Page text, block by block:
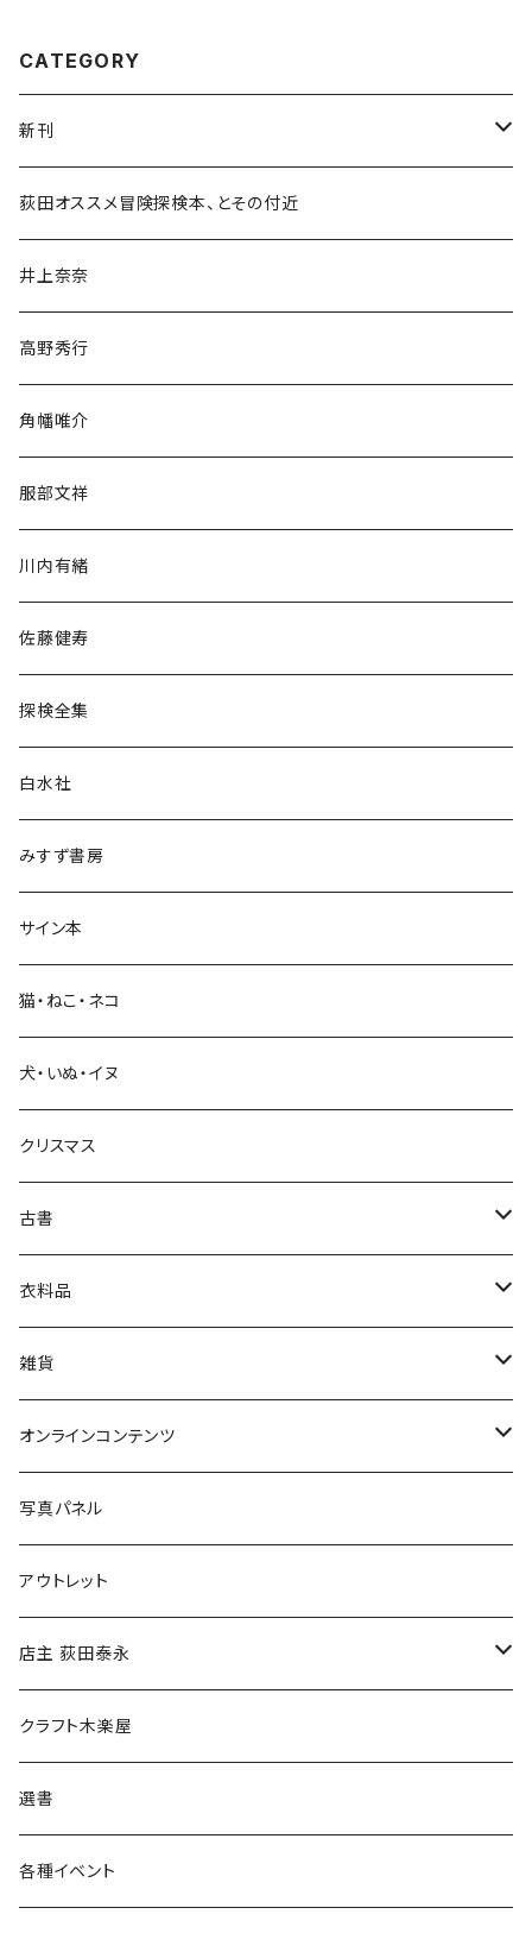
CATEGORY
新刊
和書
文学・小説・物語
随筆・ノンフィクション・その他
民族・風習
言語・ことば
生活・暮らし
芸術・絵画・写真
絵本・児童書
娯楽・エンターテインメント
荻田オススメ冒険探検本、とその付近
井上奈奈
高野秀行
角幡唯介
服部文祥
川内有緒
佐藤健寿
探検全集
白水社
みすず書房
サイン本
猫・ねこ・ネコ
犬・いぬ・イヌ
クリスマス
古書
古書セット
美術
衣料品
POLEWARDS
Tシャツ
雑貨
バッグ
ブックカバー
マグカップ
傘
食料品
その他
オンラインコンテンツ
冒険クロストーク
写真パネル
アウトレット
店主 荻田泰永
書籍
ウェア
クラフト木楽屋
選書
各種イベント